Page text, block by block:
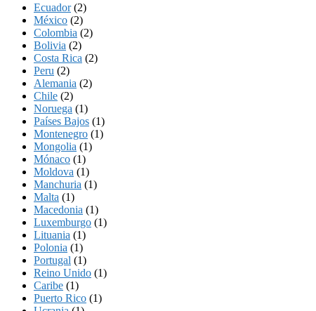
Ecuador(2)
México (2)
Colombia (2)
Bolivia (2)
Costa Rica (2)
Peru (2)
Alemania (2)
Chile (2)
Noruega (1)
Países Bajos (1)
Montenegro (1)
Mongolia (1)
Mónaco (1)
Moldova (1)
Manchuria (1)
Malta (1)
Macedonia (1)
Luxemburgo (1)
Lituania (1)
Polonia (1)
Portugal (1)
Reino Unido (1)
Caribe (1)
Puerto Rico (1)